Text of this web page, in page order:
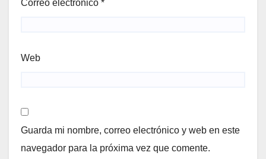
Correo electrónico *
Web
Guarda mi nombre, correo electrónico y web en este
navegador para la próxima vez que comente.